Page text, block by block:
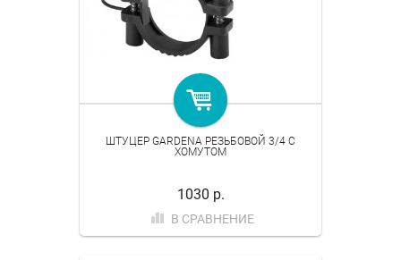
ШТУЦЕР GARDENA РЕЗЬБОВОЙ 3/4 С
ХОМУТОМ
1030 р.
В СРАВНЕНИЕ